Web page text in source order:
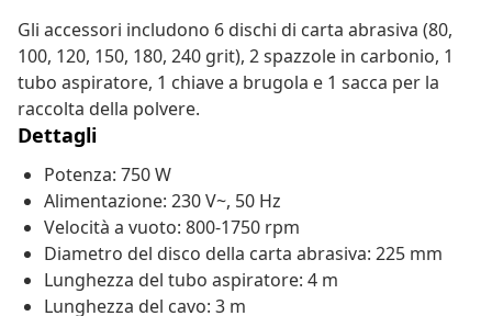
Gli accessori includono 6 dischi di carta abrasiva (80,
100, 120, 150, 180, 240 grit), 2 spazzole in carbonio, 1
tubo aspiratore, 1 chiave a brugola e 1 sacca per la
raccolta della polvere.
Dettagli
Potenza: 750 W
Alimentazione: 230 V~, 50 Hz
Velocità a vuoto: 800-1750 rpm
Diametro del disco della carta abrasiva: 225 mm
Lunghezza del tubo aspiratore: 4 m
Lunghezza del cavo: 3 m